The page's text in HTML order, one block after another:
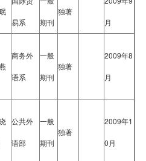
易系 期刊
独著
月
商务外
语系
一般
期刊
独著
2009年8
月
公共外
语部
一般
期刊
独著
2009年1
0月